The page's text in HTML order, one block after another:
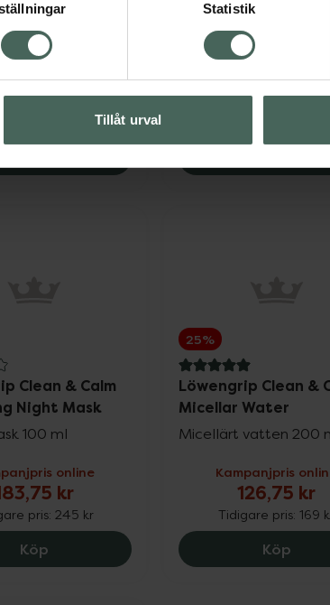
Statistik
Tillåt urval
75 ml
online
104,25 kr
The Go - Facial Mist
Ansiktsvatten 100 ml
Kampanjpris
101,25 kr
Clean & Calm
Night Mask
100 ml
online
kr
pris: 245 kr
KöpLöwengrip Clean & Calm Hydrating
25%
5 av 5 i omdöme
Löwengrip Clean &
Micellar Water
Micellärt vatten 200
Kampanjpris
126,75 kr
Tidigare pris:169
Köp